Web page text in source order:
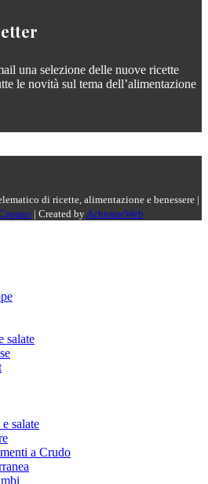
una selezione delle nuove ricette
le novità sul tema dell’alimentazione
di ricette, alimentazione e benessere |
| Created by AchromeWeb
salate
salate
a Crudo